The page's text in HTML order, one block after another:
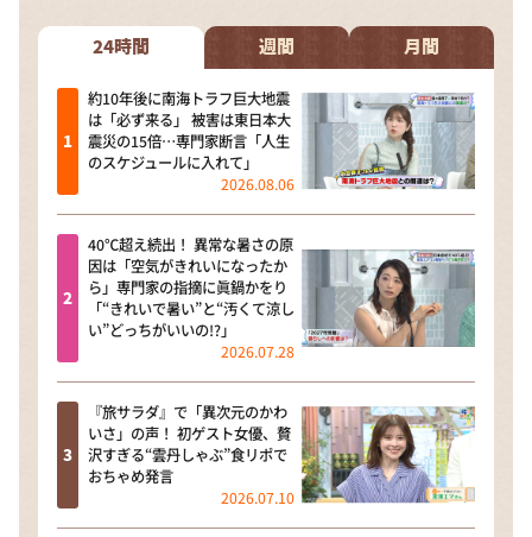
24時間 週間 月間
約10年後に南海トラフ巨大地震
は「必ず来る」 被害は東日本大
震災の15倍…専門家断言「人生
のスケジュールに入れて」
2026.08.06
40℃超え続出！ 異常な暑さの原
因は「空気がきれいになったか
ら」専門家の指摘に眞鍋かをり
「“きれいで暑い”と“汚くて涼し
い”どっちがいいの!?」
2026.07.28
『旅サラダ』で「異次元のかわ
いさ」の声！ 初ゲスト女優、贅
沢すぎる“雲丹しゃぶ”食リポで
おちゃめ発言
2026.07.10